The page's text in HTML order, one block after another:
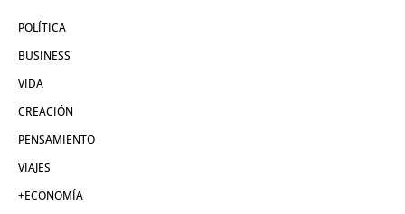
POLÍTICA
BUSINESS
VIDA
CREACIÓN
PENSAMIENTO
VIAJES
+ECONOMÍA